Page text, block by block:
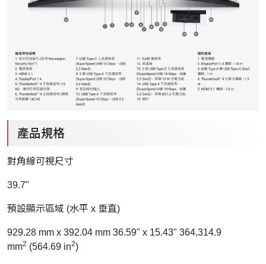
產品規格
對角線可視尺寸
39.7"
預設顯示區域 (水平 x 垂直)
929.28 mm x 392.04 mm 36.59" x 15.43" 364,314.9
mm2 (564.69 in2)